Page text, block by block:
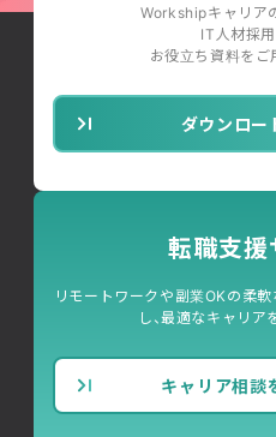
Workshipキャリア
IT人材採
お役立ち資料をご
ダウンロー
転職支援
リモートワークや副業OKの柔
し、最適なキャリア
キャリア相談